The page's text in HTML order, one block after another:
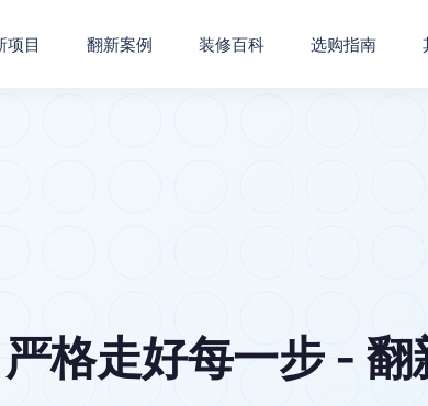
项目 翻新案例 装修百科 选购指南
格走好每一步 - 翻